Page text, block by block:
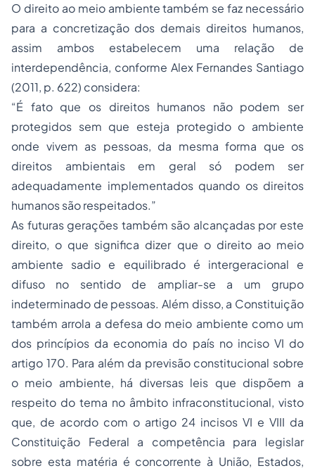
O direito ao meio ambiente também se faz necessário
para a concretização dos demais direitos humanos,
assim ambos estabelecem uma relação de
interdependência, conforme Alex Fernandes Santiago
(2011, p. 622) considera:
“É fato que os direitos humanos não podem ser
protegidos sem que esteja protegido o ambiente
onde vivem as pessoas, da mesma forma que os
direitos ambientais em geral só podem ser
adequadamente implementados quando os direitos
humanos são respeitados.”
As futuras gerações também são alcançadas por este
direito, o que significa dizer que o direito ao meio
ambiente sadio e equilibrado é intergeracional e
difuso no sentido de ampliar-se a um grupo
indeterminado de pessoas. Além disso, a Constituição
também arrola a defesa do meio ambiente como um
dos princípios da economia do país no inciso VI do
artigo 170. Para além da previsão constitucional sobre
o meio ambiente, há diversas leis que dispõem a
respeito do tema no âmbito infraconstitucional, visto
que, de acordo com o artigo 24 incisos VI e VIII da
Constituição Federal a competência para legislar
sobre esta matéria é concorrente à União, Estados,